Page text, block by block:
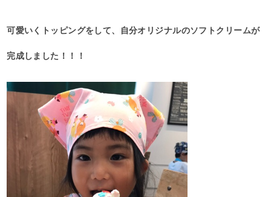
可愛いくトッピングをして、自分オリジナルのソフトクリームが
完成しました！！！